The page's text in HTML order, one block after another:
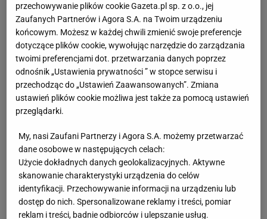
Zobacz wideoŻelazny mocno o Lewandowskim:
Takiego sfrustrowanego jeszcze nie widzieliśmy
przechowywanie plików cookie Gazeta.pl sp. z o.o., jej
Zaufanych Partnerów i Agora S.A. na Twoim urządzeniu
końcowym. Możesz w każdej chwili zmienić swoje preferencje
dotyczące plików cookie, wywołując narzędzie do zarządzania
twoimi preferencjami dot. przetwarzania danych poprzez
odnośnik „Ustawienia prywatności ” w stopce serwisu i
przechodząc do „Ustawień Zaawansowanych”. Zmiana
ustawień plików cookie możliwa jest także za pomocą ustawień
przeglądarki.
My, nasi Zaufani Partnerzy i Agora S.A. możemy przetwarzać
dane osobowe w następujących celach:
Użycie dokładnych danych geolokalizacyjnych. Aktywne
skanowanie charakterystyki urządzenia do celów
identyfikacji. Przechowywanie informacji na urządzeniu lub
dostęp do nich. Spersonalizowane reklamy i treści, pomiar
reklam i treści, badnie odbiorców i ulepszanie usług.